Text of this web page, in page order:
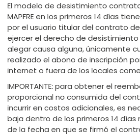
El modelo de desistimiento
MAPFRE en los primeros 14 días
por el usuario titular del contrato
ejercer el derecho de desistimiento
alegar causa alguna, únicamente
realizado el abono de inscripción
internet o fuera de los locales
IMPORTANTE: para obtener el
proporcional no consumida del
incurrir en costos adicionales, es
baja dentro de los primeros 14
de la fecha en que se firmó el